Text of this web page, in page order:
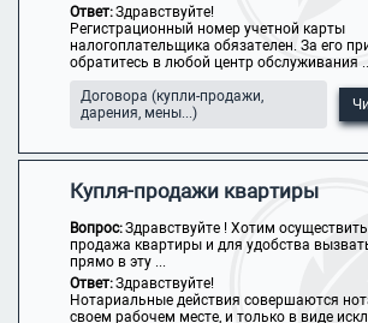
Ответ:Здравствуйте!
Регистрационный номер учетной карты
налогоплательщика обязателен. За его
обратитесь в любой центр обслуживания
Договора (купли-продажи,
дарения, мены...)
Купля-продажи квартиры
Вопрос:Здравствуйте ! Хотим
продажа квартиры и для удобства
прямо в эту ...
Ответ:Здравствуйте!
Нотариальные действия совершаются
своем рабочем месте, и только в виде